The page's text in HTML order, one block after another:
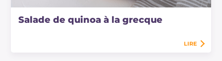
Salade de quinoa à la grecque
LIRE